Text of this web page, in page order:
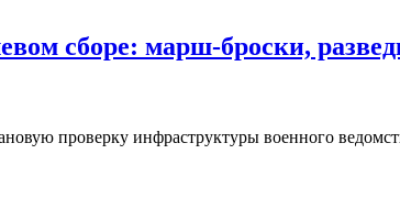
сборе: марш‑броски,